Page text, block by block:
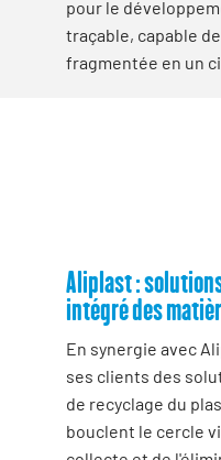
pour le
traçable, capable
fragmentée en un
Aliplast :
intégré des
En synergie avec
ses clients des
de recyclage du
bouclent le cercle